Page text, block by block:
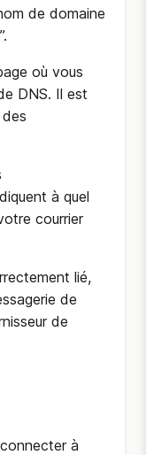
de domaine
où vous
DNS. Il est
à quel
courrier
lié,
de
de
à